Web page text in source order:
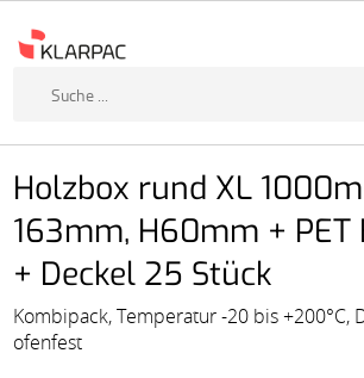
Holzbox rund XL
163mm, H60mm + PET
+ Deckel 25 Stück
Kombipack, Temperatur -20 bis +200°C,
ofenfest